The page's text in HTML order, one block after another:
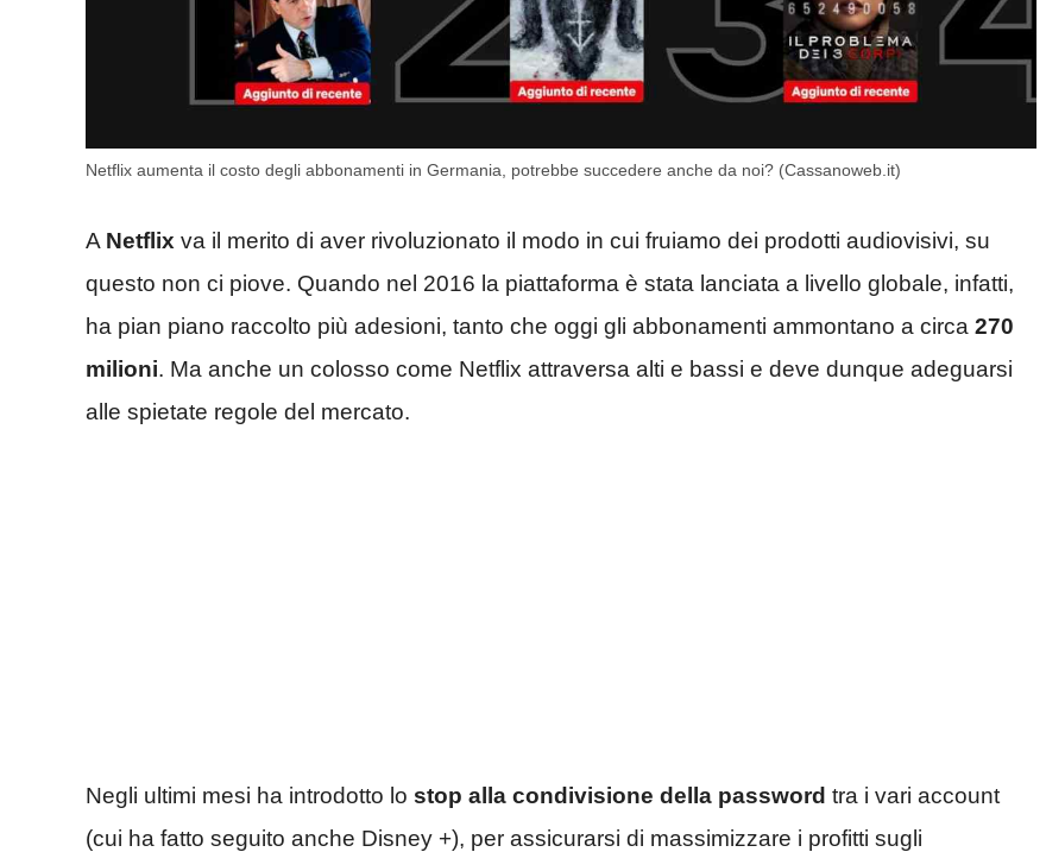
Netflix aumenta il costo degli abbonamenti in Germania, potrebbe succedere anche da noi? (Cassanoweb.it)
A Netflix va il merito di aver rivoluzionato il modo in cui fruiamo dei prodotti audiovisivi, su
questo non ci piove. Quando nel 2016 la piattaforma è stata lanciata a livello globale, infatti,
ha pian piano raccolto più adesioni, tanto che oggi gli abbonamenti ammontano a circa 270
milioni. Ma anche un colosso come Netflix attraversa alti e bassi e deve dunque adeguarsi
alle spietate regole del mercato.
Negli ultimi mesi ha introdotto lo stop alla condivisione della password tra i vari account
(cui ha fatto seguito anche Disney +), per assicurarsi di massimizzare i profitti sugli